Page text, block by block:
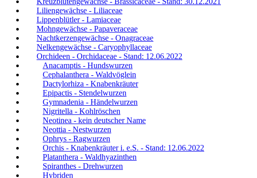
Liliengewächse - Liliaceae
Lippenblütler - Lamiaceae
Mohngewächse - Papaveraceae
Nachtkerzengewächse - Onagraceae
Nelkengewächse - Caryophyllaceae
Orchideen - Orchidaceae - Stand: 12.06.2022
Anacamptis - Hundswurzen
Cephalanthera - Waldvöglein
Dactylorhiza - Knabenkräuter
Epipactis - Stendelwurzen
Gymnadenia - Händelwurzen
Nigritella - Kohlröschen
Neotinea - kein deutscher Name
Neottia - Nestwurzen
Ophrys - Ragwurzen
Orchis - Knabenkräuter i. e.S. - Stand: 12.06.2022
Platanthera - Waldhyazinthen
Spiranthes - Drehwurzen
Hybriden